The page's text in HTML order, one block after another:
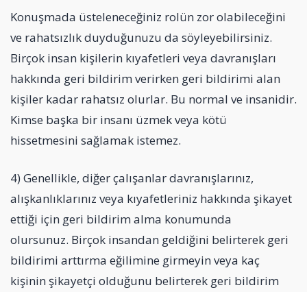
Konuşmada üsteleneceğiniz rolün zor olabileceğini
ve rahatsızlık duyduğunuzu da söyleyebilirsiniz.
Birçok insan kişilerin kıyafetleri veya davranışları
hakkında geri bildirim verirken geri bildirimi alan
kişiler kadar rahatsız olurlar. Bu normal ve insanidir.
Kimse başka bir insanı üzmek veya kötü
hissetmesini sağlamak istemez.
4) Genellikle, diğer çalışanlar davranışlarınız,
alışkanlıklarınız veya kıyafetleriniz hakkında şikayet
ettiği için geri bildirim alma konumunda
olursunuz. Birçok insandan geldiğini belirterek geri
bildirimi arttırma eğilimine girmeyin veya kaç
kişinin şikayetçi olduğunu belirterek geri bildirim